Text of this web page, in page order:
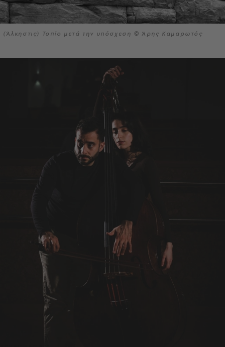
(Άλκηστις) Τοπίο μετά την υπόσχεση © Άρης Καμαρωτός